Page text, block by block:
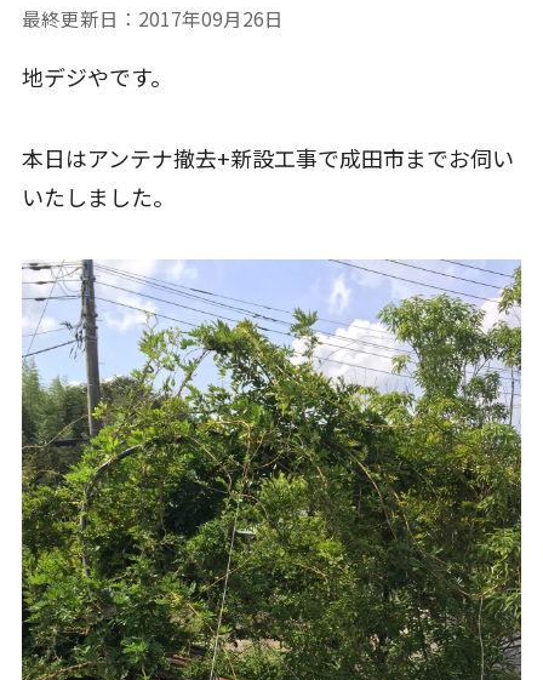
最終更新日： 2017年09月26日
地デジやです。
本日はアンテナ撤去+新設工事で成田市までお伺い
いたしました。